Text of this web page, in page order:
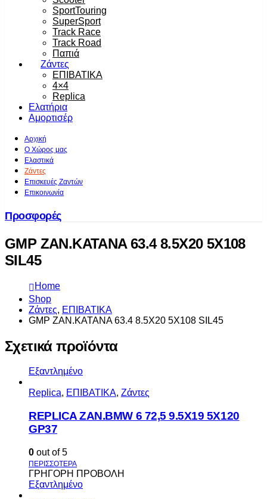
SportTouring
SuperSport
Track Race
Track Road
Παπιά
Ζάντες
ΕΠΙΒΑΤΙΚΑ
4×4
Replica
Ελατήρια
Αμορτισέρ
Αρχική
Ο Χώρος μας
Ελαστικά
Ζάντες
Επισκευές Ζαντών
Επικοινωνία
Προσφορές
GMP ZAN.KATANA 63.4 8.5X20 5X108
SIL45
Home
Shop
Ζάντες, ΕΠΙΒΑΤΙΚΑ
GMP ZAN.KATANA 63.4 8.5X20 5X108 SIL45
Σχετικά προϊόντα
Εξαντλημένο
Replica, ΕΠΙΒΑΤΙΚΑ, Ζάντες
REPLICA ZAN.BMW 6 72,5 9.5X19 5X120
GP37
0 out of 5
ΓΡΗΓΟΡΗ ΠΡΟΒΟΛΗ
Εξαντλημένο